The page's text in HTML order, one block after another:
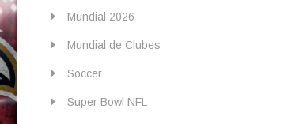
Mundial 2026
Mundial de Clubes
Soccer
Super Bowl NFL